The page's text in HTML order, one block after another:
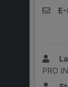
PRO